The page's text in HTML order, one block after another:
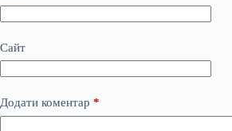
Сайт
Додати коментар *